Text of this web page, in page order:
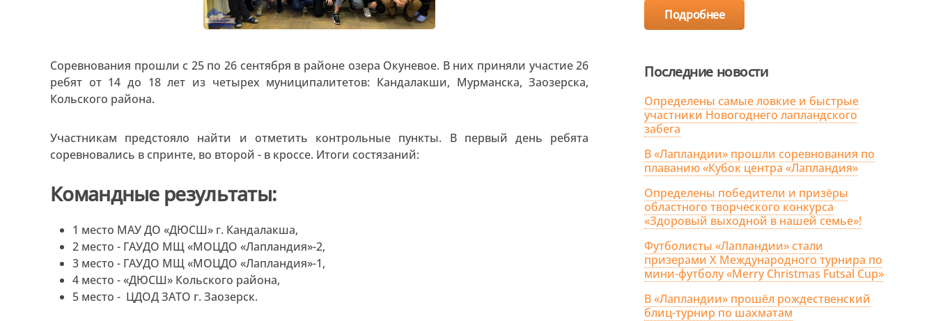
Соревнования прошли с 25 по 26 сентября в районе озера Окуневое. В них приняли участие 26
ребят от 14 до 18 лет из четырех муниципалитетов: Кандалакши, Мурманска, Заозерска,
Кольского района.
Участникам предстояло найти и отметить контрольные пункты. В первый день ребята
соревновались в спринте, во второй - в кроссе. Итоги состязаний:
Командные результаты:
1 место МАУ ДО «ДЮСШ» г. Кандалакша,
2 место - ГАУДО МЩ «МОЦДО «Лапландия»-2,
3 место - ГАУДО МЩ «МОЦДО «Лапландия»-1,
4 место - «ДЮСШ» Кольского района,
5 место - ЦДОД ЗАТО г. Заозерск.
Подробнее
Последние новости
Определены самые ловкие и быстрые
участники Новогоднего лапландского
забега
В «Лапландии» прошли соревнования по
плаванию «Кубок центра «Лапландия»
Определены победители и призёры
областного творческого конкурса
«Здоровый выходной в нашей семье»!
Футболисты «Лапландии» стали
призерами X Международного турнира по
мини-футболу «Merry Christmas Futsal Cup»
В «Лапландии» прошёл рождественский
блиц-турнир по шахматам